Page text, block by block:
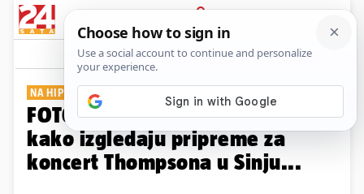
PRIJAVA
Galerija Komentari
NA HIPODROMU
FOTO Radi se punom parom! Evo
kako izgledaju pripreme za
koncert Thompsona u Sinju...